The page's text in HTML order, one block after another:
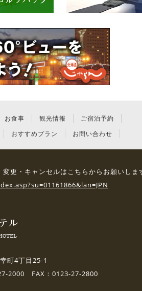
お食事 観光情報
ご宿泊予約
おすすめプラン お問い合わせ
変更・キャンセルはこちらからお願いしま
町4丁目25-1
2000 FAX：0123-27-2800